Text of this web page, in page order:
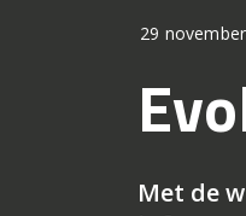
29
Met de